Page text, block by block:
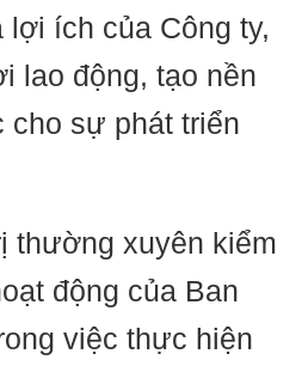
lợi ích của Công ty,
lao động, tạo nền
cho sự phát triển
thường xuyên kiểm
động của Ban
việc thực hiện